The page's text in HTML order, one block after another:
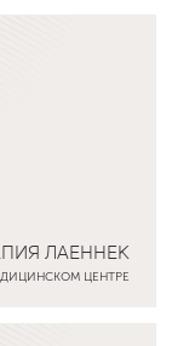
ЛАЕННЕК
ЦЕНТРЕ